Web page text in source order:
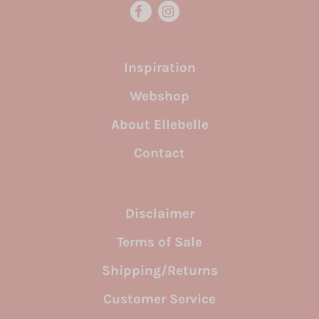
Inspiration
Webshop
About Ellebelle
Contact
Disclaimer
Terms of Sale
Shipping/Returns
Customer Service
persoonlijk identificeerbare informatie op.
van de bezochte website.